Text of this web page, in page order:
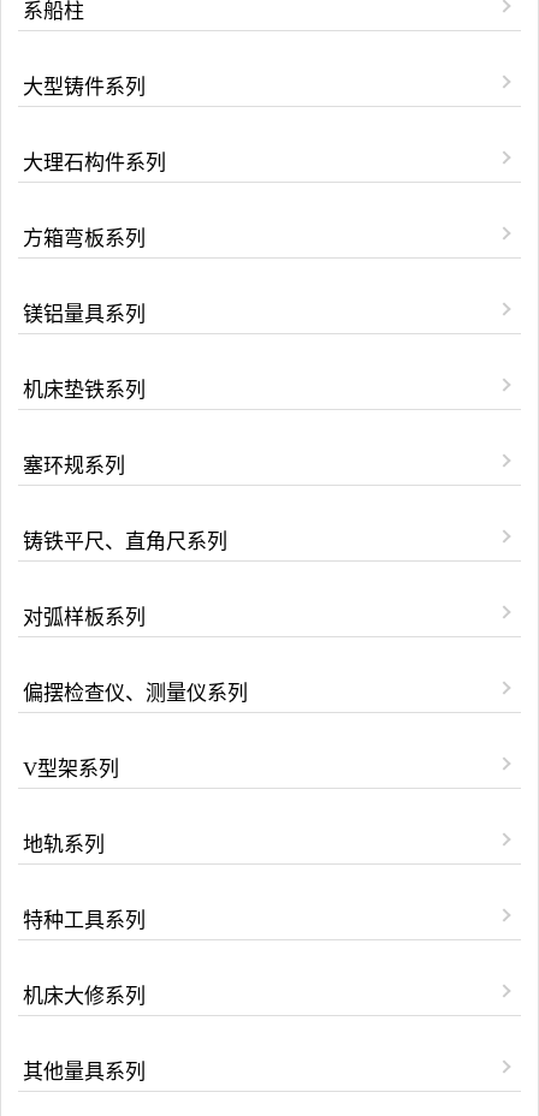
系船柱
大型铸件系列
大理石构件系列
方箱弯板系列
镁铝量具系列
机床垫铁系列
塞环规系列
铸铁平尺、直角尺系列
对弧样板系列
偏摆检查仪、测量仪系列
V型架系列
地轨系列
特种工具系列
机床大修系列
其他量具系列